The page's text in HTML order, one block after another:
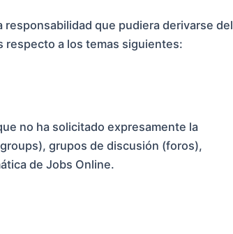
responsabilidad que pudiera derivarse del
respecto a los temas siguientes:
no ha solicitado expresamente la
grupos de discusión (foros),
de Jobs Online.